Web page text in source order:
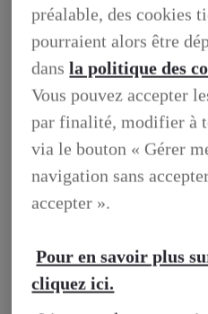
BUSINESS
DECOUVREZ NOS
PROFESSIONNELS
AUX PROFESSIONNELS
VOTRE LEXUS
ENTRETIEN &
préalable, des cookies
pourraient alors être
dansla politique des
Vous pouvez accepter
par finalité, modifier à
via le bouton « Gérer
navigation sans
accepter ».
Pour en savoir plus
cliquez ici.